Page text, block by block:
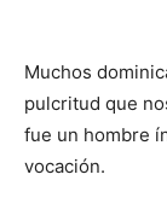
Muchos
pulcritud que
fue un hombre
vocación.